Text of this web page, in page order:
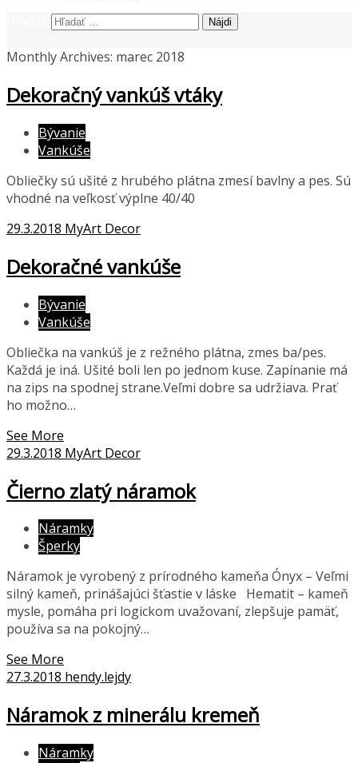
Tvorte s nami
Monthly Archives: marec 2018
Dekoračný vankúš vtáky
Bývanie
Vankúše
Obliečky sú ušité z hrubého plátna zmesí bavlny a pes. Sú
vhodné na veľkosť výplne 40/40
29.3.2018 MyArt Decor
Dekoračné vankúše
Bývanie
Vankúše
Obliečka na vankúš je z režného plátna, zmes ba/pes.
Každá je iná. Ušité boli len po jednom kuse. Zapínanie má
na zips na spodnej strane.Veľmi dobre sa udržiava. Prať
ho možno…
See More
29.3.2018 MyArt Decor
Čierno zlatý náramok
Náramky
Šperky
Náramok je vyrobený z prírodného kameňa Ónyx – Veľmi
silný kameň, prinášajúci šťastie v láske Hematit – kameň
mysle, pomáha pri logickom uvažovaní, zlepšuje pamäť,
používa sa na pokojný…
See More
27.3.2018 hendy.lejdy
Náramok z minerálu kremeň
Náramky